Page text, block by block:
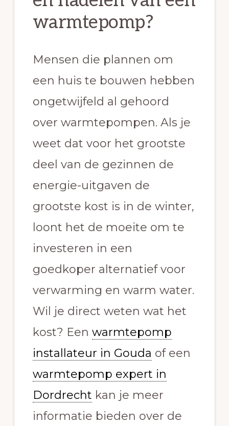
warmtepomp?
Mensen die plannen om
een huis te bouwen hebben
ongetwijfeld al gehoord
over warmtepompen. Als je
weet dat voor het grootste
deel van de gezinnen de
energie-uitgaven de
grootste kost is in de winter,
loont het de moeite om te
investeren in een
goedkoper alternatief voor
verwarming en warm water.
Wil je direct weten wat het
kost? Een warmtepomp
installateur in Gouda of een
warmtepomp expert in
Dordrecht kan je meer
informatie bieden over de